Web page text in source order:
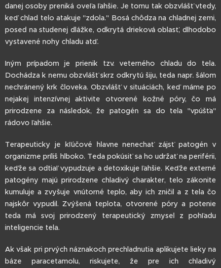
danej osoby preniká oveľa ľahšie. Je tomu tak obzvlášť vtedy,
keď chlad telo atakuje "zdola." Bosá chôdza na chladnej zemi,
posed na studenej dlážke, odkrytá drieková oblasť, dlhodobo
vystavené nohy chladu atď.
Iným prípadom je prienik tzv. veterného chladu do tela.
Dochádza k nemu obzvlášť skrz odkrytú šiju, teda napr. šálom
nechránený krk človeka. Obzvlášť v situáciách, keď máme po
nejakej intenzívnej aktivite otvorené kožné póry, čo má
prirodzene za následok, že patogén sa do tela "vpúšťa"
rádovo ľahšie.
Terapeuticky je kľúčové hlavne nenechať zájsť patogén v
organizme príliš hlboko. Teda pokúsiť sa ho udržať na periférii,
keďže sa odtiaľ vypudzuje a detoxikuje ľahšie. Keďže externé
patogény majú prirodzene chladivý charakter, telo zákonite
kumuluje a zvyšuje vnútorné teplo, aby ich zničil a z tela čo
najskôr vypudil. Zvýšená teplota, otvorené póry a potenie
teda má svoj prirodzený terapeutický zmysel z pohľadu
inteligencie tela.
Ak však pri prvých náznakoch prechladnutia aplikujete lieky na
báze paracetamolu, riskujete, že pre ich chladivý